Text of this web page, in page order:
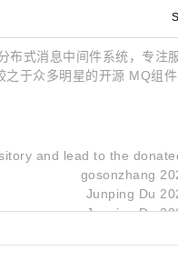
布式消息中间件系统，专注
之于众多明星的开源 MQ组
and lead to the
gosonzhang
Junping Du
Junping Du